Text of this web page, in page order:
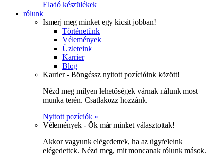
Eladó készülékek
rólunk
Ismerj meg minket egy kicsit jobban!
Történetünk
Vélemények
Üzleteink
Karrier
Blog
Karrier - Böngéssz nyitott pozícióink között!
Nézd meg milyen lehetőségek várnak nálunk most
munka terén. Csatlakozz hozzánk.
Nyitott pozíciók »
Vélemények - Ők már minket választottak!
Akkor vagyunk elégedettek, ha az ügyfeleink
elégedettek. Nézd meg, mit mondanak rólunk mások.